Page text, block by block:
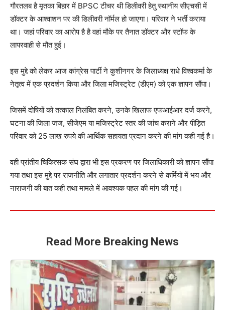
गौरतलब है मृतका बिहार में BPSC टीचर थी डिलीवरी हेतु स्थानीय सीएचसी में
डॉक्टर के आश्वाशन पर की डिलीवरी नॉर्मल हो जाएगा। परिवार ने भर्ती कराया
था। जहां परिवार का आरोप है है वहां मौके पर तैनात डॉक्टर और स्टॉफ के
लापरवाही से मौत हुई।
इस मुद्दे को लेकर आज कांग्रेस पार्टी ने कुशीनगर के जिलाध्यक्ष राधे विश्वकर्मा के
नेतृत्व में एक प्रदर्शन किया और जिला मजिस्ट्रेट (डीएम) को एक ज्ञापन सौंपा।
जिसमें दोषियों को तत्काल निलंबित करने, उनके खिलाफ एफआईआर दर्ज करने,
घटना की जिला जज, सीजेएम या मजिस्ट्रेट स्तर की जांच कराने और पीड़ित
परिवार को 25 लाख रुपये की आर्थिक सहायता प्रदान करने की मांग कही गई है।
वही प्रांतीय चिकित्सक संघ द्वारा भी इस प्रकरण पर जिलाधिकारी को ज्ञापन सौंपा
गया तथा इस मुद्दे पर राजनीति और लगातार प्रदर्शन करने से कर्मियों में भय और
नाराजगी की बात कही तथा मामले में आवश्यक पहल की मांग की गई।
Read More Breaking News